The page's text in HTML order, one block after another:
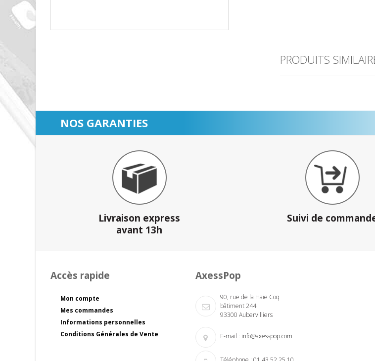
PRODUITS
NOS GARANTIES
Livraison express
avant 13h
Suivi de
Accès rapide
Mon compte
Mes commandes
Informations personnelles
Conditions Générales de Vente
AxessPop
90, rue de la Haie Coq
bâtiment 244
93300 Aubervilliers
E-mail : info@axesspop.com